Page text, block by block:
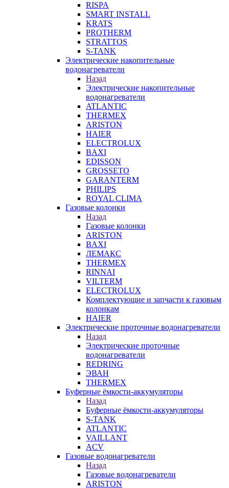
RISPA
SMART INSTALL
KRATS
PROTHERM
STRATTOS
S-TANK
Электрические накопительные
водонагреватели
Назад
Электрические накопительные
водонагреватели
ATLANTIC
THERMEX
ARISTON
HAIER
ELECTROLUX
BAXI
EDISSON
GROSSETO
GARANTERM
PHILIPS
ROYAL CLIMA
Газовые колонки
Назад
Газовые колонки
ARISTON
BAXI
ЛЕМАКС
THERMEX
RINNAI
VILTERM
ELECTROLUX
Комплектующие и запчасти к газовым
колонкам
HAIER
Электрические проточные водонагреватели
Назад
Электрические проточные
водонагреватели
REDRING
ЭВАН
THERMEX
Буферные ёмкости-аккумуляторы
Назад
Буферные ёмкости-аккумуляторы
S-TANK
ATLANTIC
VAILLANT
ACV
Газовые водонагреватели
Назад
Газовые водонагреватели
ARISTON